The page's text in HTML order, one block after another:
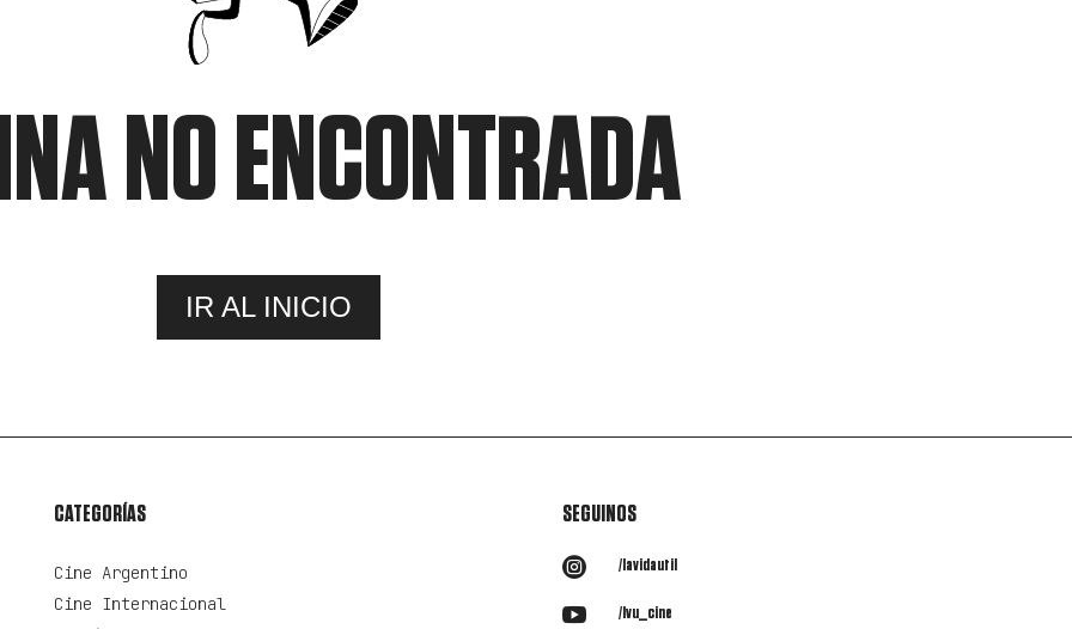
NO ENCONTRADA
IR AL INICIO
CATEGORÍAS
Cine Argentino
Cine Internacional
SEGUINOS
 /lavidautil
 /lvu_cine